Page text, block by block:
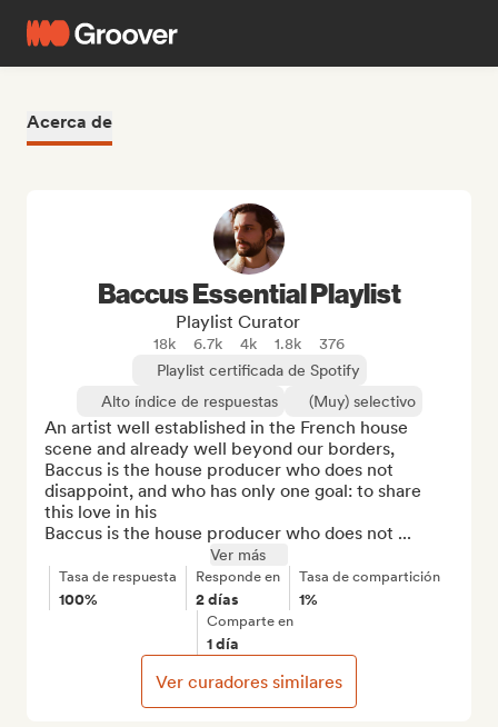
Acerca de
Baccus Essential Playlist
Playlist Curator
18k 6.7k 4k 1.8k
376
Playlist certificada de Spotify
Alto índice de respuestas
(Muy) selectivo
An artist well established in the French house
scene and already well beyond our borders,
Baccus is the house producer who does not
disappoint, and who has only one goal: to share
this love in his
Baccus is the house producer who does not ...
Ver más
Tasa de respuesta
100%
Responde en
2 días
Tasa de compartición
1%
Comparte en
1 día
Ver curadores similares